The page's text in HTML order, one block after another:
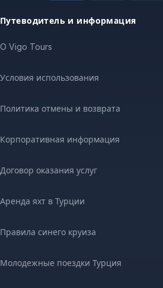
Путеводитель и информация
O Vigo Tours
Условия использования
Политика отмены и возврата
Корпоративная информация
Договор оказания услуг
Аренда яхт в Турции
Правила синего круиза
Молодежные поездки Турция